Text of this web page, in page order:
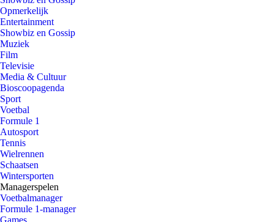
Opmerkelijk
Entertainment
Showbiz en Gossip
Muziek
Film
Televisie
Media & Cultuur
Bioscoopagenda
Sport
Voetbal
Formule 1
Autosport
Tennis
Wielrennen
Schaatsen
Wintersporten
Managerspelen
Voetbalmanager
Formule 1-manager
Games